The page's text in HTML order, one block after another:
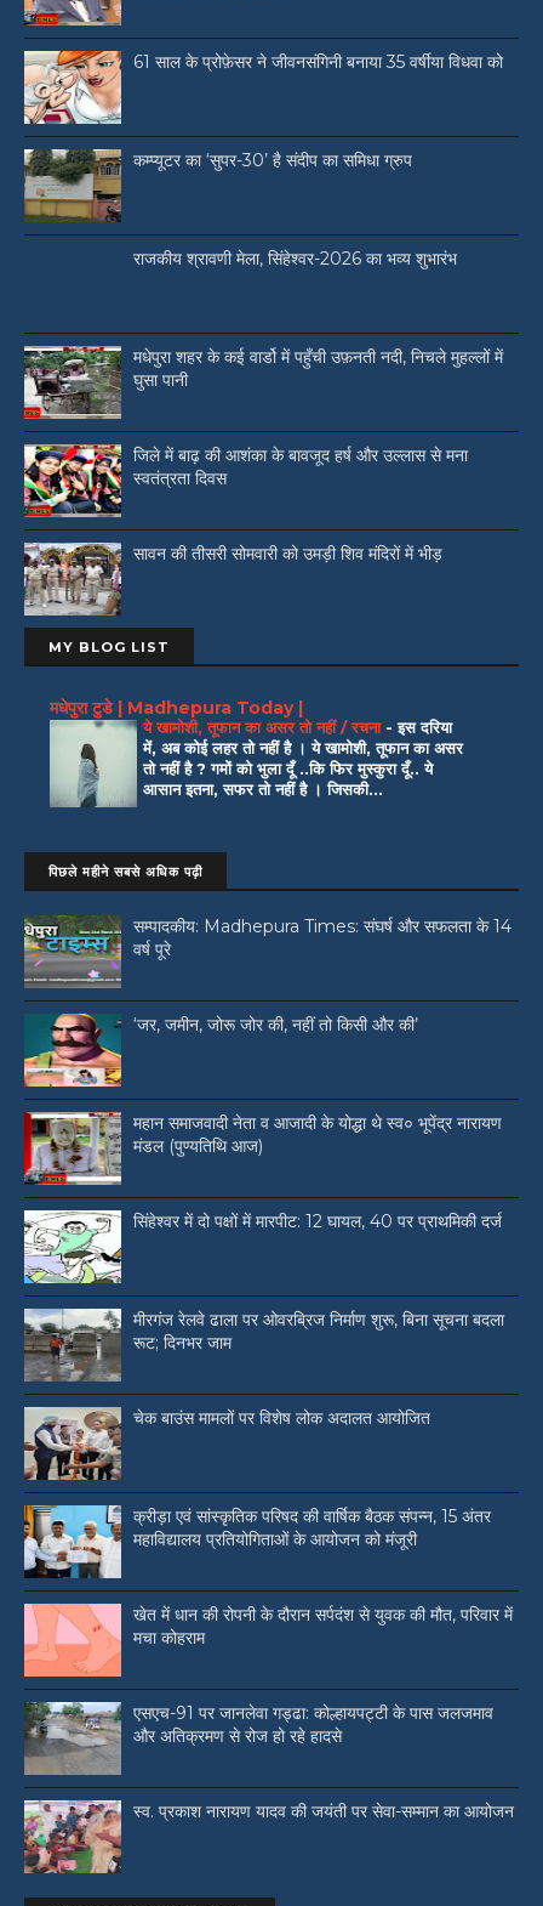
61 साल के प्रोफ़ेसर ने जीवनसंगिनी बनाया 35 वर्षीया विधवा को
कम्प्यूटर का ‘सुपर-30’ है संदीप का समिधा ग्रुप
राजकीय श्रावणी मेला, सिंहेश्वर-2026 का भव्य शुभारंभ
मधेपुरा शहर के कई वार्डो में पहुँची उफ़नती नदी, निचले मुहल्लों में
घुसा पानी
जिले में बाढ़ की आशंका के बावजूद हर्ष और उल्लास से मना
स्वतंत्रता दिवस
सावन की तीसरी सोमवारी को उमड़ी शिव मंदिरों में भीड़
MY BLOG LIST
मधेपुरा टुडे | Madhepura Today |
ये खामोशी, तूफान का असर तो नहीं / रचना -इस दरिया
में, अब कोई लहर तो नहीं है । ये खामोशी, तूफान का असर
तो नहीं है ? गमों को भुला दूँ ..कि फिर मुस्कुरा दूँ.. ये
आसान इतना, सफर तो नहीं है । जिसकी...
पिछले महीने सबसे अधिक पढ़ी
सम्पादकीय: Madhepura Times: संघर्ष और सफलता के 14
वर्ष पूरे
‘जर, जमीन, जोरू जोर की, नहीं तो किसी और की’
महान समाजवादी नेता व आजादी के योद्धा थे स्व० भूपेंद्र नारायण
मंडल (पुण्यतिथि आज)
सिंहेश्वर में दो पक्षों में मारपीट: 12 घायल, 40 पर प्राथमिकी दर्ज
मीरगंज रेलवे ढाला पर ओवरब्रिज निर्माण शुरू, बिना सूचना बदला
रूट; दिनभर जाम
चेक बाउंस मामलों पर विशेष लोक अदालत आयोजित
क्रीड़ा एवं सांस्कृतिक परिषद की वार्षिक बैठक संपन्न, 15 अंतर
महाविद्यालय प्रतियोगिताओं के आयोजन को मंजूरी
खेत में धान की रोपनी के दौरान सर्पदंश से युवक की मौत, परिवार में
मचा कोहराम
एसएच-91 पर जानलेवा गड्ढा: कोल्हायपट्टी के पास जलजमाव
और अतिक्रमण से रोज हो रहे हादसे
स्व. प्रकाश नारायण यादव की जयंती पर सेवा-सम्मान का आयोजन